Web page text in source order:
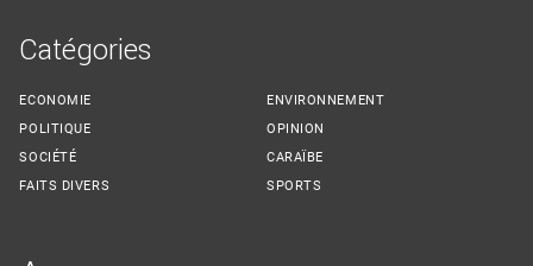
Catégories
ECONOMIE
POLITIQUE
SOCIÉTÉ
FAITS DIVERS
ENVIRONNEMENT
OPINION
CARAÏBE
SPORTS